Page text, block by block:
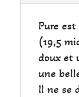
Pure
(19,5
doux et
une
Il ne se